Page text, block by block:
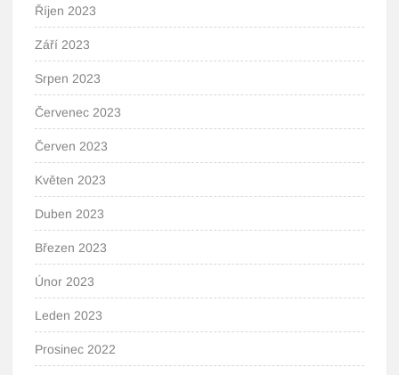
Říjen 2023
Září 2023
Srpen 2023
Červenec 2023
Červen 2023
Květen 2023
Duben 2023
Březen 2023
Únor 2023
Leden 2023
Prosinec 2022